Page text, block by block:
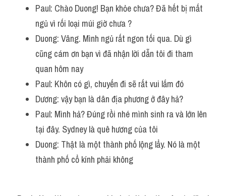
Paul: Chào Duong! Bạn khỏe chưa? Đã hết bị mất
ngủ vì rối loại múi giờ chưa ?
Duong: Vâng. Mình ngủ rất ngon tối qua. Dù gì
cũng cám ơn bạn vì đã nhận lời dẫn tôi đi tham
quan hôm nay
Paul: Khôn có gì, chuyến đi sẽ rất vui lắm đó
Dương: vậy bạn là dân địa phương ở đây hả?
Paul: Mình hả? Đúng rồi nhé mình sinh ra và lớn lên
tại đây. Sydney là quê hương của tôi
Duong: Thật là một thành phố lộng lẩy. Nó là một
thành phố cổ kính phải không